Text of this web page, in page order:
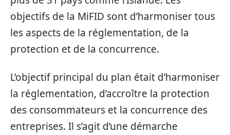
objectifs de la MiFID sont d’harmoniser tous
les aspects de la réglementation, de la
protection et de la concurrence.
L’objectif principal du plan était d’harmoniser
la réglementation, d’accroître la protection
des consommateurs et la concurrence des
entreprises. Il s’agit d’une démarche